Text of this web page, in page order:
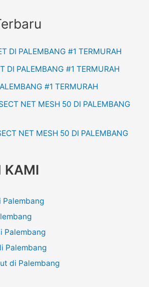
DI PALEMBANG #1 TERMURAH
DI PALEMBANG #1 TERMURAH
#1 TERMURAH
NET MESH 50 DI PALEMBANG
NET MESH 50 DI PALEMBANG
KAMI
Palembang
Palembang
di Palembang